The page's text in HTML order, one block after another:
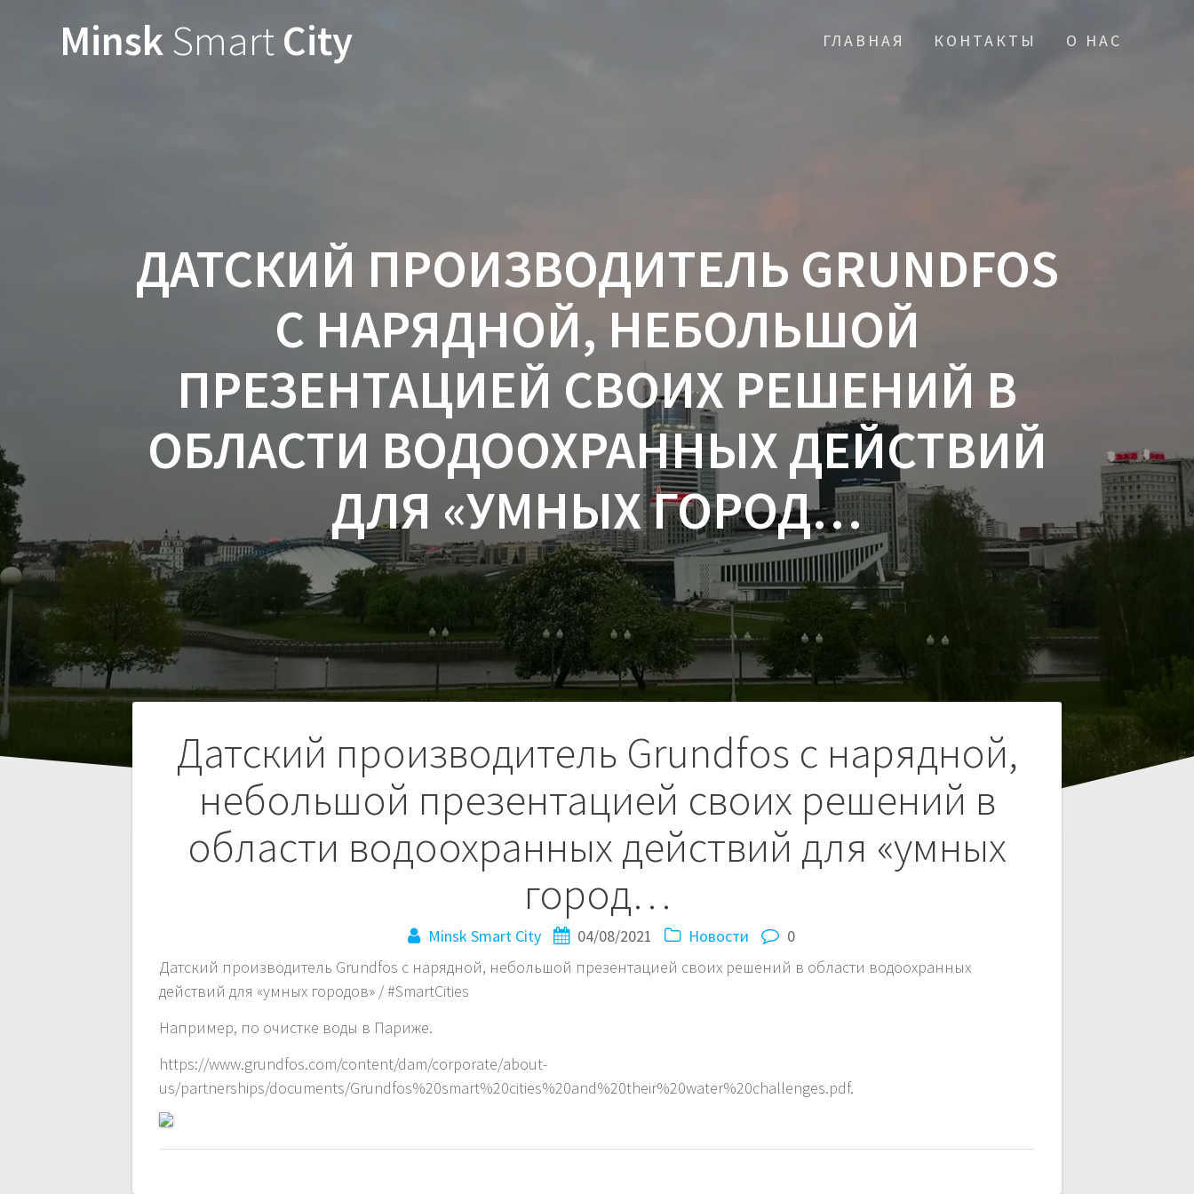
MinskSmartCity ГЛАВНАЯ КОНТАКТЫ О НАС
ДАТСКИЙ ПРОИЗВОДИТЕЛЬ GRUNDFOS
С НАРЯДНОЙ, НЕБОЛЬШОЙ
ПРЕЗЕНТАЦИЕЙ СВОИХ РЕШЕНИЙ В
ОБЛАСТИ ВОДООХРАННЫХ ДЕЙСТВИЙ
ДЛЯ «УМНЫХ ГОРОД…
Датский производитель Grundfos с нарядной,
небольшой презентацией своих решений в
области водоохранных действий для «умных
город…
Minsk Smart City 04/08/2021 Новости
0
Датский производитель Grundfos с нарядной, небольшой презентацией своих решений в области водоохранных
действий для «умных городов» / #SmartCities
Например, по очистке воды в Париже.
https://www.grundfos.com/content/dam/corporate/about-
us/partnerships/documents/Grundfos%20smart%20cities%20and%20their%20water%20challenges.pdf.
Навигация
записям